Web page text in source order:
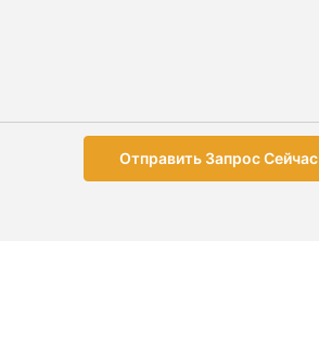
Отправить Запрос Сейчас